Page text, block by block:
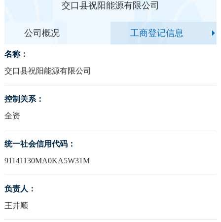
交口县祝阳能源有限公司
公司概况 工商登记信息
名称：
交口县祝阳能源有限公司
控制关系：
全资
统一社会信用代码：
91141130MA0KA5W31M
负责人：
王井顺